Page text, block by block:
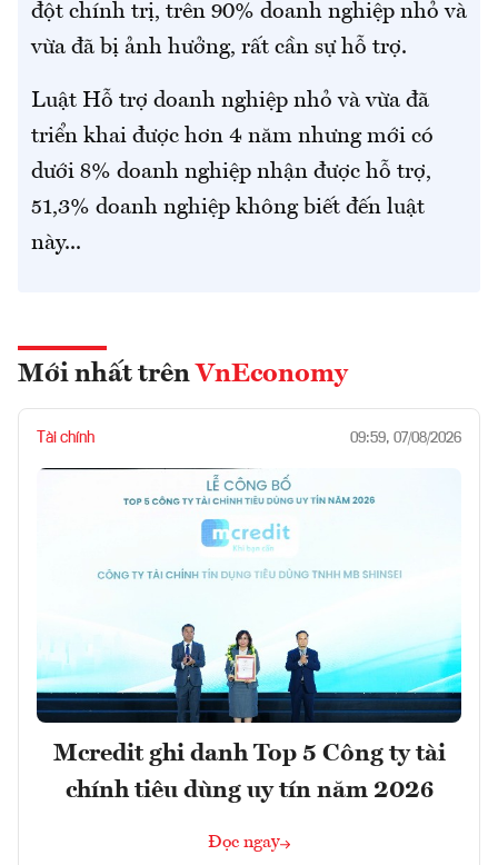
đột chính trị, trên 90% doanh nghiệp nhỏ và
vừa đã bị ảnh hưởng, rất cần sự hỗ trợ.
Luật Hỗ trợ doanh nghiệp nhỏ và vừa đã
triển khai được hơn 4 năm nhưng mới có
dưới 8% doanh nghiệp nhận được hỗ trợ,
51,3% doanh nghiệp không biết đến luật
này...
Mới nhất trên VnEconomy
Tài chính 09:59, 07/08/2026
Mcredit ghi danh Top 5 Công ty tài
chính tiêu dùng uy tín năm 2026
Đọc ngay